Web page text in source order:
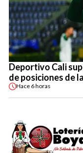
Deportivo Cali
de posiciones de
Hace 6 horas